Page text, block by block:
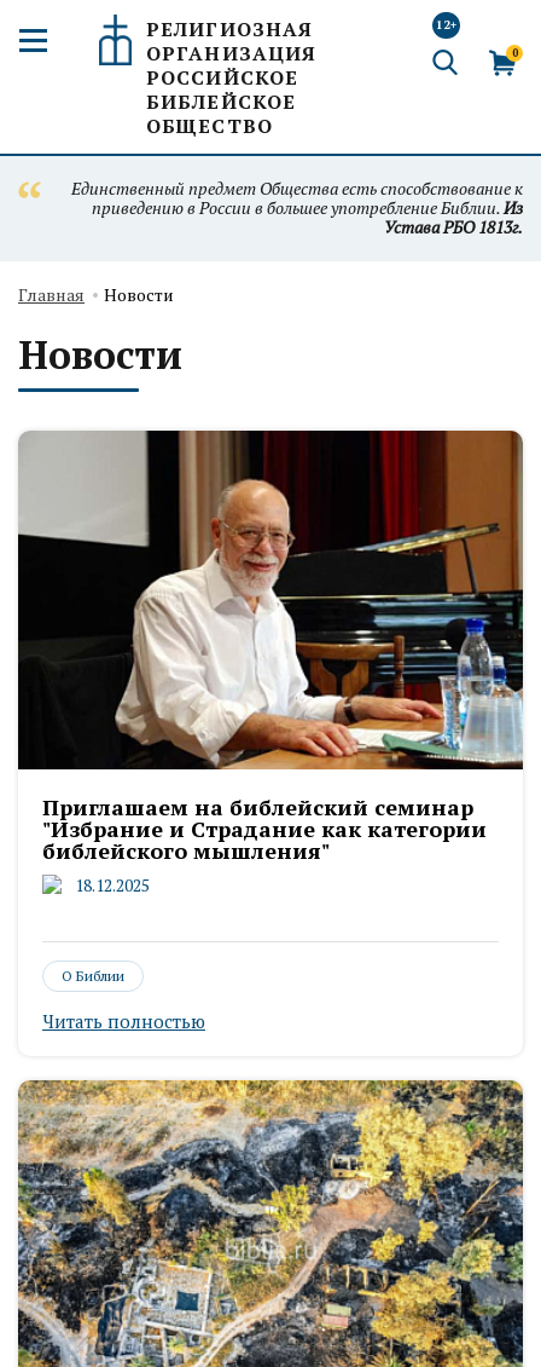
РЕЛИГИОЗНАЯ
ОРГАНИЗАЦИЯ
РОССИЙСКОЕ
БИБЛЕЙСКОЕ
ОБЩЕСТВО
12+
0
Единственный предмет Общества есть способствование к
приведению в России в большее употребление Библии.Из
Устава РБО 1813г.
Главная Новости
Новости
Приглашаем на библейский семинар
"Избрание и Страдание как категории
библейского мышления"
18.12.2025
О Библии
Читать полностью